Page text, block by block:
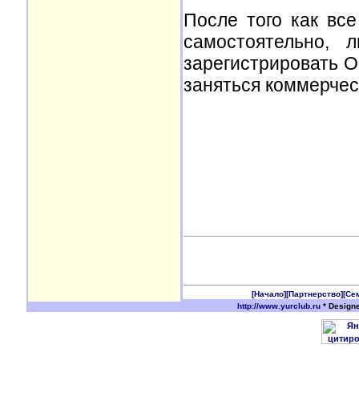
После того как
зарегистрировать
заняться
[Начало][Партнерство]
http://www.yurclub.ru *